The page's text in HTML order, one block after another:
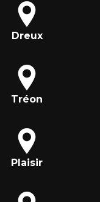
Dreux
Tréon
Plaisir